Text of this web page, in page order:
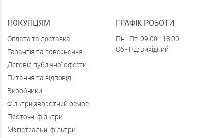
ПОКУПЦЯМ
Оплата та доставка
Гарантія та повернення
Договір публічної оферти
Питання та відповіді
Виробники
Фільтри зворотний осмос
Проточні фільтри
Магістральні фільтри
ГРАФІК РОБОТИ
Пн - Пт: 09:00 - 18:00
Сб - Нд: вихідний